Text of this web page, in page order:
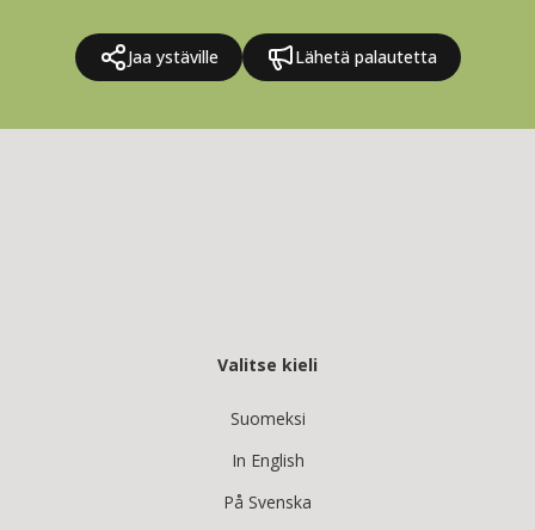
Jaa ystäville Lähetä palautetta
Valitse kieli
Suomeksi
In English
På Svenska